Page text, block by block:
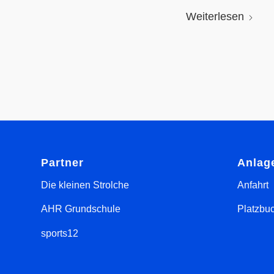
Weiterlesen
Partner
Die kleinen Strolche
AHR Grundschule
sports12
Anfahrt